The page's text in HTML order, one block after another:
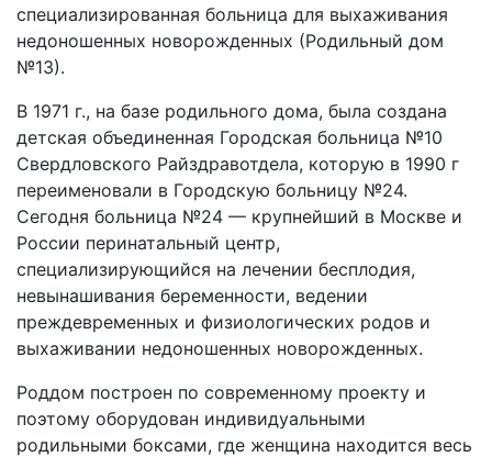
специализированная больница для выхаживания
недоношенных новорожденных (Родильный дом
№13).
В 1971 г., на базе родильного дома, была создана
детская объединенная Городская больница №10
Свердловского Райздравотдела, которую в 1990 г
переименовали в Городскую больницу №24.
Сегодня больница №24 — крупнейший в Москве и
России перинатальный центр,
специализирующийся на лечении бесплодия,
невынашивания беременности, ведении
преждевременных и физиологических родов и
выхаживании недоношенных новорожденных.
Роддом построен по современному проекту и
поэтому оборудован индивидуальными
родильными боксами, где женщина находится весь